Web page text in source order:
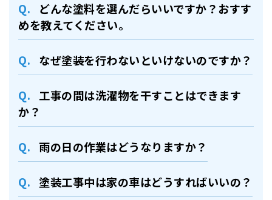
どんな塗料を選んだらいいですか？おすす
めを教えてください。
なぜ塗装を行わないといけないのですか？
工事の間は洗濯物を干すことはできます
か？
⾬の日の作業はどうなりますか？
塗装⼯事中は家の⾞はどうすればいいの？